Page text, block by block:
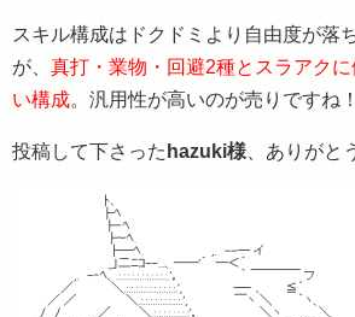
スキル構成はドクドミより自由度が落
が、 真打・業物・回避2種とスラアク
い構成。汎用性が高いのが売りですね！
投稿して下さった hazuki様 、ありがと